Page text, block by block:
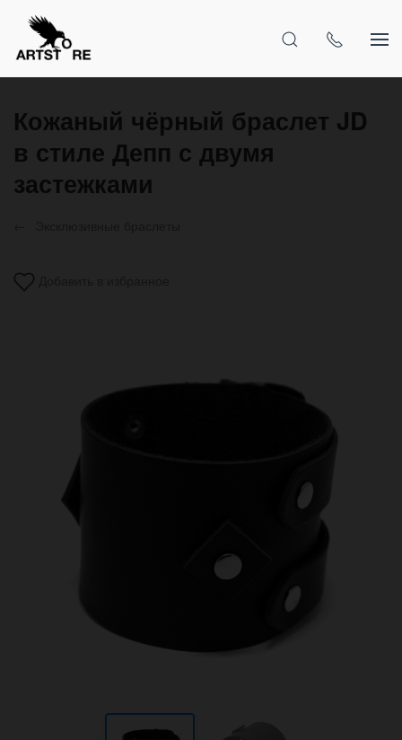
Кожаный чёрный браслет JD
в стиле Депп с двумя
застежками